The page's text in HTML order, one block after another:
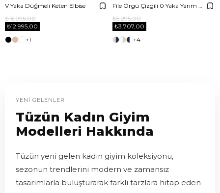
V Yaka Düğmeli Keten Elbise
₺12.995,00
₺16.995,00
+1
File Örgü Çizgili 0 Yaka Yarım Kol Triko
₺3.707,00
₺5.295,00
+4
YENI GELENLER
Tüzün Kadın Giyim
Modelleri Hakkında
Tüzün yeni gelen kadın giyim koleksiyonu,
sezonun trendlerini modern ve zamansız
tasarımlarla buluşturarak farklı tarzlara hitap eden